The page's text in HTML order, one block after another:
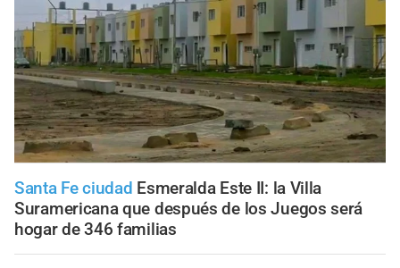
Santa Fe ciudad Esmeralda Este II: la Villa
Suramericana que después de los Juegos será
hogar de 346 familias